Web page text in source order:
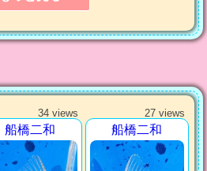
34 views
船橋二和
27 views
船橋二和